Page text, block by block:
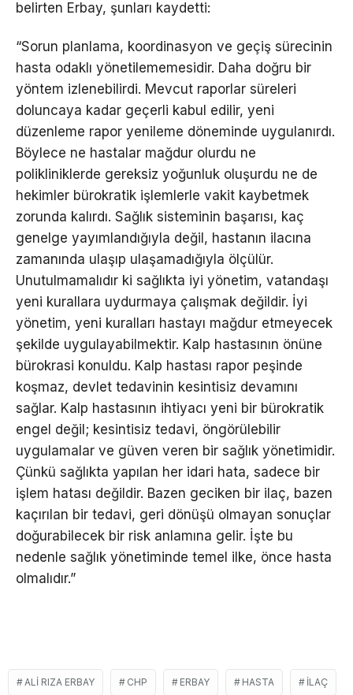
belirten Erbay, şunları kaydetti:
“Sorun planlama, koordinasyon ve geçiş sürecinin
hasta odaklı yönetilememesidir. Daha doğru bir
yöntem izlenebilirdi. Mevcut raporlar süreleri
doluncaya kadar geçerli kabul edilir, yeni
düzenleme rapor yenileme döneminde uygulanırdı.
Böylece ne hastalar mağdur olurdu ne
polikliniklerde gereksiz yoğunluk oluşurdu ne de
hekimler bürokratik işlemlerle vakit kaybetmek
zorunda kalırdı. Sağlık sisteminin başarısı, kaç
genelge yayımlandığıyla değil, hastanın ilacına
zamanında ulaşıp ulaşamadığıyla ölçülür.
Unutulmamalıdır ki sağlıkta iyi yönetim, vatandaşı
yeni kurallara uydurmaya çalışmak değildir. İyi
yönetim, yeni kuralları hastayı mağdur etmeyecek
şekilde uygulayabilmektir. Kalp hastasının önüne
bürokrasi konuldu. Kalp hastası rapor peşinde
koşmaz, devlet tedavinin kesintisiz devamını
sağlar. Kalp hastasının ihtiyacı yeni bir bürokratik
engel değil; kesintisiz tedavi, öngörülebilir
uygulamalar ve güven veren bir sağlık yönetimidir.
Çünkü sağlıkta yapılan her idari hata, sadece bir
işlem hatası değildir. Bazen geciken bir ilaç, bazen
kaçırılan bir tedavi, geri dönüşü olmayan sonuçlar
doğurabilecek bir risk anlamına gelir. İşte bu
nedenle sağlık yönetiminde temel ilke, önce hasta
olmalıdır.”
ALI RIZA ERBAY CHP ERBAY HASTA İLAÇ